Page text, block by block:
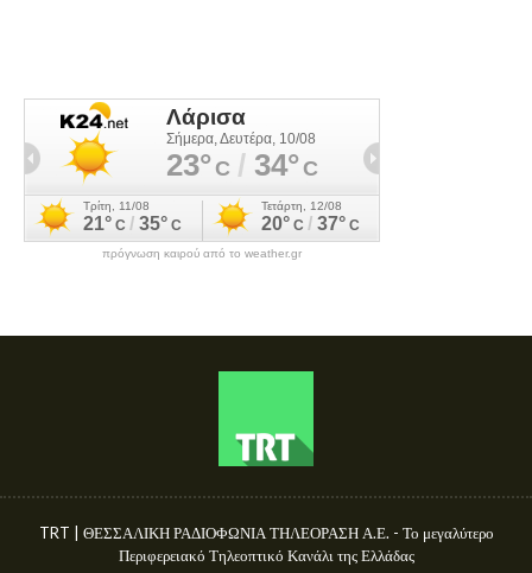
πρόγνωση καιρού από το weather.gr
TRT | ΘΕΣΣΑΛΙΚΗ ΡΑΔΙΟΦΩΝΙΑ ΤΗΛΕΟΡΑΣΗ Α.Ε. - Το μεγαλύτερο
Περιφερειακό Τηλεοπτικό Κανάλι της Ελλάδας